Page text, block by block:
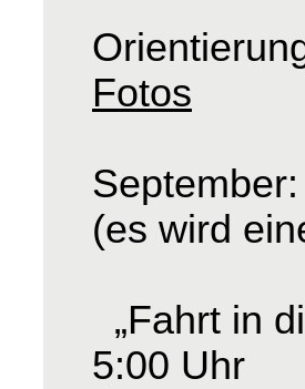
Fotos
(es wird
„Fahrt in
5:00 Uhr